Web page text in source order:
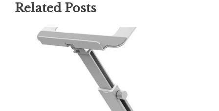
Related Posts